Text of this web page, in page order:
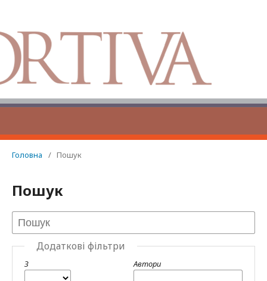
Головна / Пошук
Пошук
Додаткові фільтри
З Автори